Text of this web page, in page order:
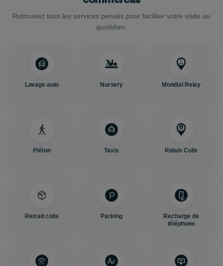
Retrouvez tous les services pensés pour faciliter votre visite au
quotidien.
Lavage auto Nursery Mondial Relay
Piéton Taxis Relais Colis
Retrait colis Parking
Recharge de
téléphone